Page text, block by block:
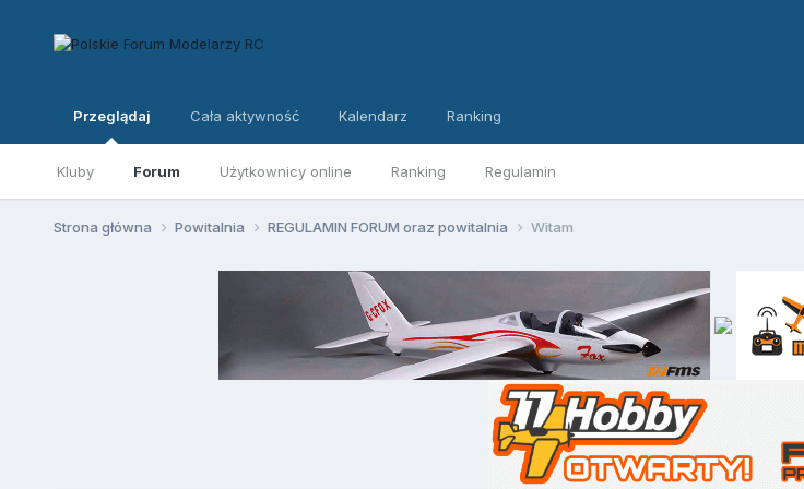
Przeglądaj
Kluby Forum Użytkownicy online Ranking Regulamin
Cała aktywność Kalendarz Ranking
Strona główna Powitalnia REGULAMIN FORUM oraz powitalnia Witam